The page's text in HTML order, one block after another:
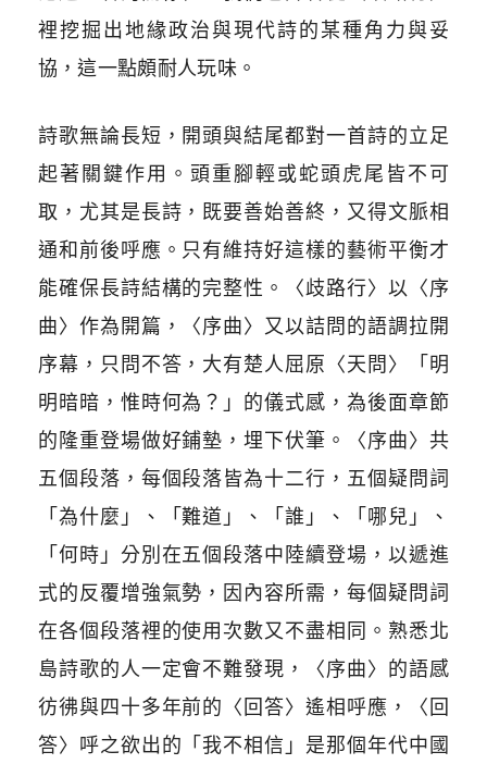
裡挖掘出地緣政治與現代詩的某種角力與妥
協，這一點頗耐人玩味。
詩歌無論長短，開頭與結尾都對一首詩的立足
起著關鍵作用。頭重腳輕或蛇頭虎尾皆不可
取，尤其是長詩，既要善始善終，又得文脈相
通和前後呼應。只有維持好這樣的藝術平衡才
能確保長詩結構的完整性。〈歧路行〉以〈序
曲〉作為開篇，〈序曲〉又以詰問的語調拉開
序幕，只問不答，大有楚人屈原〈天問〉「明
明暗暗，惟時何為？」的儀式感，為後面章節
的隆重登場做好鋪墊，埋下伏筆。〈序曲〉共
五個段落，每個段落皆為十二行，五個疑問詞
「為什麼」、「難道」、「誰」、「哪兒」、
「何時」分別在五個段落中陸續登場，以遞進
式的反覆增強氣勢，因內容所需，每個疑問詞
在各個段落裡的使用次數又不盡相同。熟悉北
島詩歌的人一定會不難發現，〈序曲〉的語感
彷彿與四十多年前的〈回答〉遙相呼應，〈回
答〉呼之欲出的「我不相信」是那個年代中國